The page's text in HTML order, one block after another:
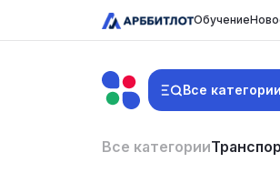
Обучение
Все категории
Все категории